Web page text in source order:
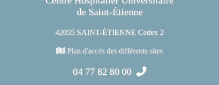
de Saint-Étienne
42055 SAINT-ÉTIENNE Cedex 2
Plan d'accès des différents sites
04 77 82 80 00